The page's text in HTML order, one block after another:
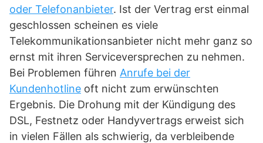
oder Telefonanbieter. Ist der Vertrag erst einmal
geschlossen scheinen es viele
Telekommunikationsanbieter nicht mehr ganz so
ernst mit ihren Serviceversprechen zu nehmen.
Bei Problemen führen Anrufe bei der
Kundenhotline oft nicht zum erwünschten
Ergebnis. Die Drohung mit der Kündigung des
DSL, Festnetz oder Handyvertrags erweist sich
in vielen Fällen als schwierig, da verbleibende